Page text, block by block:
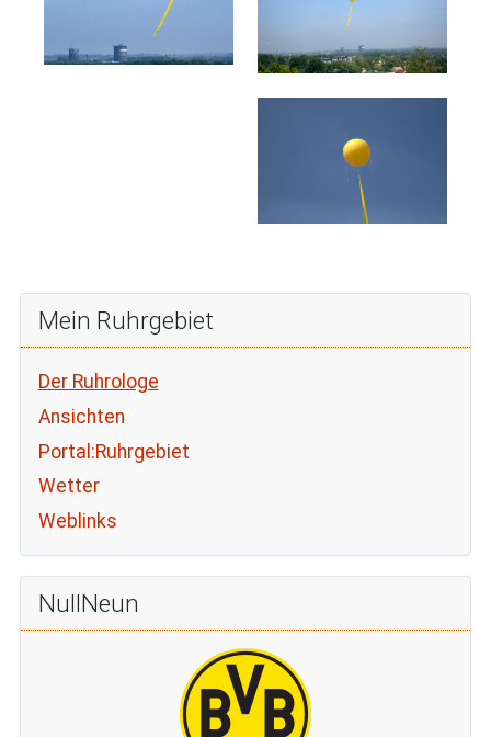
Mein Ruhrgebiet
Der Ruhrologe
Ansichten
Portal:Ruhrgebiet
Wetter
Weblinks
NullNeun